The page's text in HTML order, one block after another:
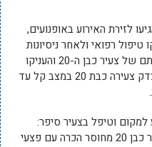
לזירת האירוע באופנועים,
טיפול רפואי ולאחר ניסיונות
החייאה ממושכים בשטח קבעו את מותם של צעיר כבן ה-20 והעניקו
טיפול רפואי ופינו לבית חולים שערי צדק צעירה כבת 20 במצב קל עד
וטיפל בצעיר סיפר:
"סמוך לכניסה לתחנת הדלק שכב צעיר כבן 20 מחוסר הכרה עם פצעי